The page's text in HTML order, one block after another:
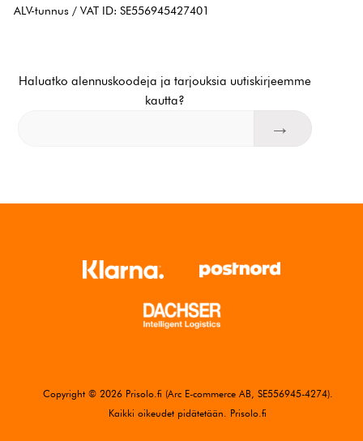
ALV-tunnus / VAT ID: SE556945427401
Haluatko alennuskoodeja ja tarjouksia uutiskirjeemme
kautta?
Copyright © 2026 Prisolo.fi (Arc E-commerce AB, SE556945-4274).
Kaikki oikeudet pidätetään. Prisolo.fi